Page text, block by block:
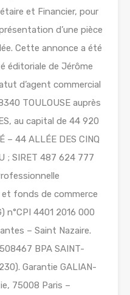
et Financier, pour
d’une pièce
Cette annonce a été
éditoriale de Jérôme
d’agent commercial
TOULOUSE auprès
au capital de 44 920
– 44 ALLÉE DES CINQ
; SIRET 487 624 777
fonds de commerce
n°CPI 4401 2016 000
– Saint Nazaire.
BPA SAINT-
Garantie GALIAN-
75008 Paris –